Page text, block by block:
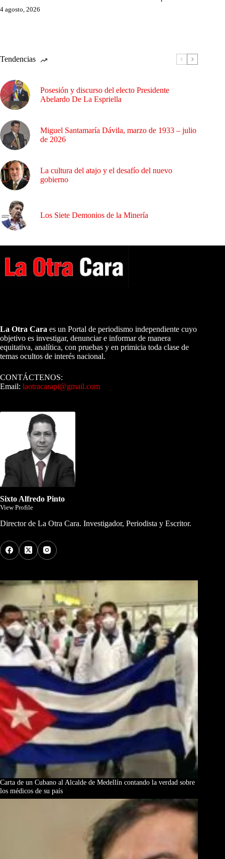
4 agosto, 2026
Tendencias
Posesión y discurso del electo Presidente
Abelardo De La Espriella
Miguel Santamaría Dávila, marzo de 1933 – julio
de 2026
La cultura del atajo y el desafío del nuevo
gobierno
Los Siete Demonios de la Minería
La Otra Cara es un Portal de periodismo independiente cuyo
objetivo es investigar, denunciar e informar de manera
equitativa, analítica, con pruebas y en primicia toda clase de
temas ocultos de interés nacional.
CONTÁCTENOS:
Email: laotracarapi@gmail.com
Sixto Alfredo Pinto
View Profile
Director de La Otra Cara. Investigador, Periodista y Escritor.
Carta de un Cubano al Alcalde de Medellín contando la verdad sobre
los médicos de su país